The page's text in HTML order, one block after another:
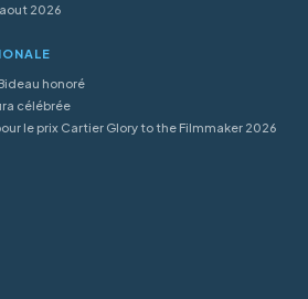
2026
honoré
célébrée
le prix Cartier Glory to the Filmmaker 2026